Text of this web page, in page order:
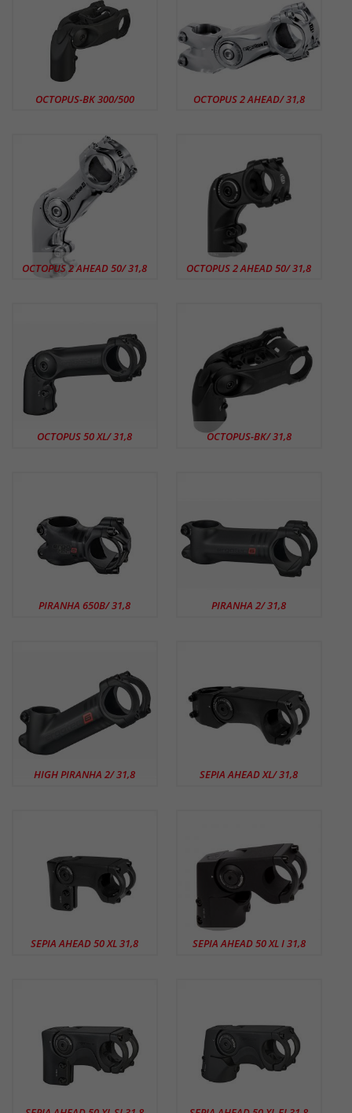
OCTOPUS-BK 300/500 OCTOPUS 2 AHEAD/ 31,8
OCTOPUS 2 AHEAD 50/ 31,8 OCTOPUS 2 AHEAD 50/ 31,8
OCTOPUS 50 XL/ 31,8 OCTOPUS-BK/ 31,8
PIRANHA 650B/ 31,8 PIRANHA 2/ 31,8
HIGH PIRANHA 2/ 31,8 SEPIA AHEAD XL/ 31,8
SEPIA AHEAD 50 XL 31,8 SEPIA AHEAD 50 XL I 31,8